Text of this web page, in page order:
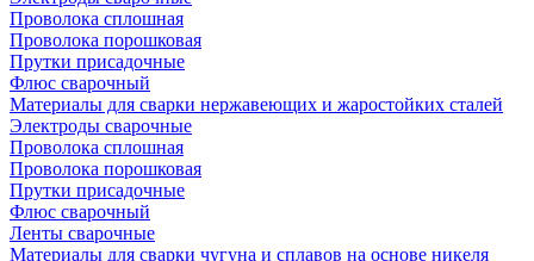
Проволока сплошная
Проволока порошковая
Прутки присадочные
Флюс сварочный
Материалы для сварки нержавеющих и жаростойких сталей
Электроды сварочные
Проволока сплошная
Проволока порошковая
Прутки присадочные
Флюс сварочный
Ленты сварочные
Материалы для сварки чугуна и сплавов на основе никеля